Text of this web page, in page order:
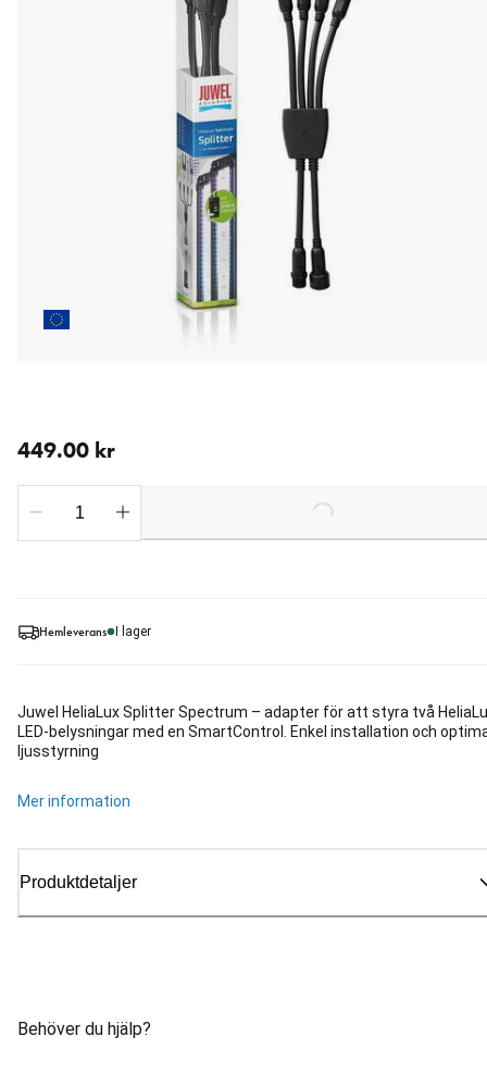
Hemleverans I lager
Juwel HeliaLux Splitter Spectrum – adapter för att styra två
LED-belysningar med en SmartControl. Enkel installation och
ljusstyrning
Mer information
Produktdetaljer
Behöver du hjälp?
449.00 kr
Loading...